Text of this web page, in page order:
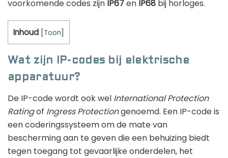
voorkomende codes zijn IP67en IP68 bij horloges.
Inhoud Toon
Wat zijn IP-codes bij elektrische
apparatuur?
De IP-code wordt ook wel International Protection
Ratingof Ingress Protectiongenoemd. Een IP-code is
een coderingssysteem om de mate van
bescherming aan te geven die een behuizing biedt
tegen toegang tot gevaarlijke onderdelen, het